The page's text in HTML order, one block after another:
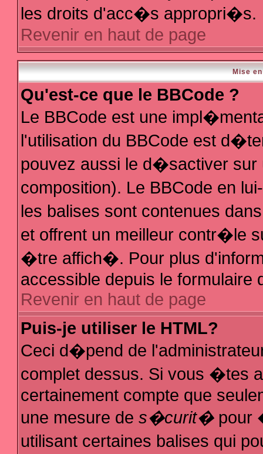
les droits d'acc�s appropri�s.
Revenir en haut de page
Mise
Qu'est-ce que le BBCode ?
Le BBCode est une
l'utilisation du BBCode est
pouvez aussi le d�sactiver sur
composition). Le BBCode en
les balises sont contenues
et offrent un meilleur contr�le
�tre affich�. Pour plus
accessible depuis le formulaire
Revenir en haut de page
Puis-je utiliser le HTML?
Ceci d�pend de
complet dessus. Si vous �tes
certainement compte que
une mesure de s�curit�pour
utilisant certaines balises qui